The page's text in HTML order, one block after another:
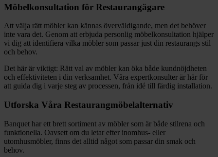
Möbelkonsultation för Restaurangägare
Att välja rätt möbler kan kännas överväldigande, men det behöver
inte vara det. Genom att erbjuda personlig möbelkonsultation hjälper
vi dig att identifiera vilka möbler som passar just din restaurangs stil
och behov.
Det här är viktigt: Rätt val av möbler kan öka både kundnöjdheten
och effektiviteten i din verksamhet. Våra expertkonsulter är här för
att guida dig i varje steg av processen, från idé till färdig installation.
Utforska Våra Restaurangmöbelalternativ
Banquet har ett brett sortiment av möbler som är både stilrena och
funktionella. Oavsett om du letar efter inomhus- eller
utomhusmöbler, finns det alltid något som passar din smak och
behov.